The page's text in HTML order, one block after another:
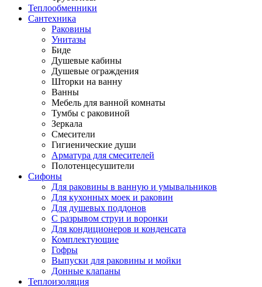
Теплообменники
Сантехника
Раковины
Унитазы
Биде
Душевые кабины
Душевые ограждения
Шторки на ванну
Ванны
Мебель для ванной комнаты
Тумбы с раковиной
Зеркала
Смесители
Гигиенические души
Арматура для смесителей
Полотенцесушители
Сифоны
Для раковины в ванную и умывальников
Для кухонных моек и раковин
Для душевых поддонов
С разрывом струи и воронки
Для кондиционеров и конденсата
Комплектующие
Гофры
Выпуски для раковины и мойки
Донные клапаны
Теплоизоляция